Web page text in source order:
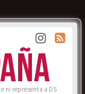
ni representa a DS